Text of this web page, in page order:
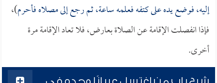
إليه، فوضع يده على كتفه فعلمه ساعة، ثم رجع إلى مصلاه فأحرم)،
فإذا انفصلت الإقامة عن الصلاة بعارض، فلا تعاد الإقامة مرة
أخرى.